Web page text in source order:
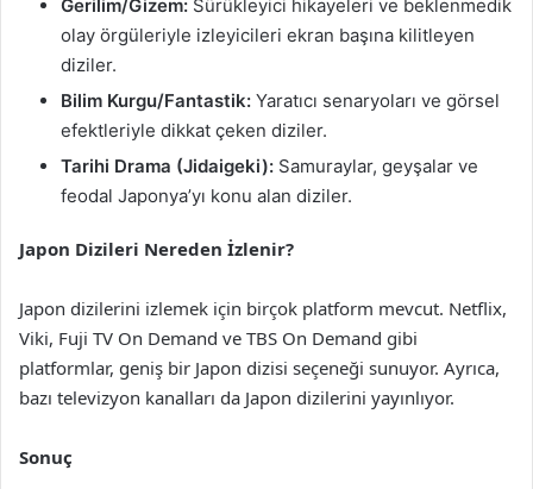
Gerilim/Gizem: Sürükleyici hikayeleri ve beklenmedik
olay örgüleriyle izleyicileri ekran başına kilitleyen
diziler.
Bilim Kurgu/Fantastik: Yaratıcı senaryoları ve görsel
efektleriyle dikkat çeken diziler.
Tarihi Drama (Jidaigeki): Samuraylar, geyşalar ve
feodal Japonya’yı konu alan diziler.
Japon Dizileri Nereden İzlenir?
Japon dizilerini izlemek için birçok platform mevcut. Netflix,
Viki, Fuji TV On Demand ve TBS On Demand gibi
platformlar, geniş bir Japon dizisi seçeneği sunuyor. Ayrıca,
bazı televizyon kanalları da Japon dizilerini yayınlıyor.
Sonuç